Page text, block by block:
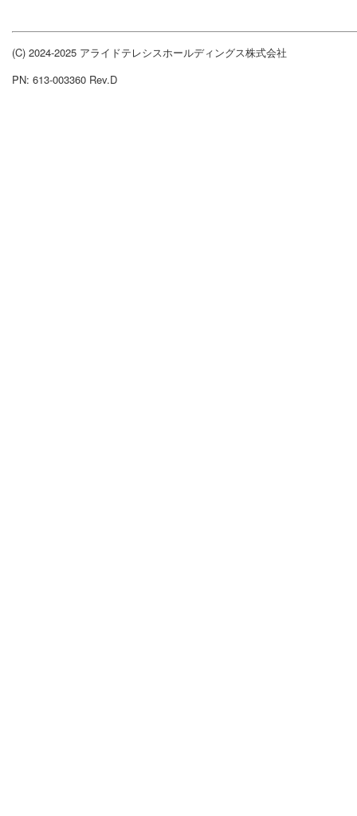
(C) 2024-2025 アライドテレシスホールディングス株式会社
PN: 613-003360 Rev.D